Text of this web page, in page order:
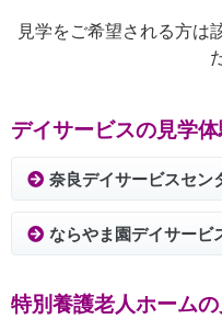
見学をご希望される方は
デイサービスの見学
奈良デイサービスセン
ならやま園デイサービ
特別養護老人ホーム